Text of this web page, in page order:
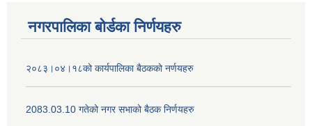
नगरपालिका बोर्डका निर्णयहरु
२०८३।०४।१८को कार्यपालिका बैठकको नर्णयहरु
2083.03.10 गतेको नगर सभाको बैठक निर्णयहरु